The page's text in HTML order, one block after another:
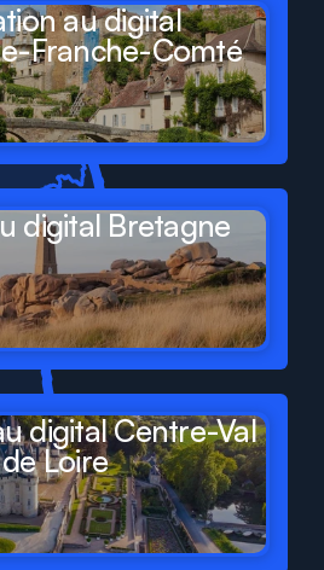
au digital
Franche-Comté
digital Bretagne
digital Centre-Val
de Loire